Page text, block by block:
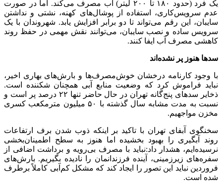
یک فرد (حدود ۱۸۰ تا ۲۰۰ لیتر) آب مصرف می‌کند. اما در صورت
عدم سرویس‌کاری، استفاده از پوشال‌های کهنه، نشتی و نداشتن
سایبان، این رقم می‌تواند تا دو برابر افزایش یابد. شهروندان با یک
سرویس ساده و نصب سایبان، می‌توانند نقش مهمی در حفظ روند
کاهشی مصرف آب ایفا کنند.
سدها هنوز پر نشده‌اند
با وجود کارنامه درخشان خوش‌مصرف‌ها و بارش‌های بهاری اخیر،
نباید فراموش کرد که وضعیت منابع آبی همچنان شکننده است.
ذخایر سدهای پنج‌گانه تهران در حال حاضر تنها ۲۲ درصد پر است و
نسبت به مدت مشابه سال گذشته با ۵۰ میلیون مترمکعب کسری
مخزن مواجهیم.
سخنگوی آبفای تهران با تاکید بر اینکه ذوب شدن برف ارتفاعات
روند آبگیری را بهبود بخشیده اما هنوز به سطح اطمینان‌بخشی
نرسیده‌ایم، هشدار داد:نباید با مصرف بی‌رویه و برداشت اضافی از
سفره‌های زیرزمینی، آینده فرزندانمان را نادیده بگیریم. بارش‌های
فروردین‌ نباید این تصور را ایجاد کند که مشکل کم‌آبی کاملاً برطرف
شده است.